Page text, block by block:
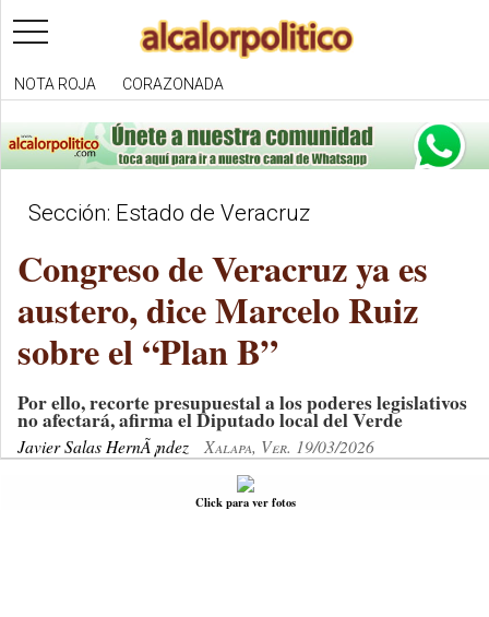
toggle
navigation
NOTA ROJA CORAZONADA
Sección: Estado de Veracruz
Congreso de Veracruz ya es
austero, dice Marcelo Ruiz
sobre el “Plan B”
Por ello, recorte presupuestal a los poderes legislativos
no afectará, afirma el Diputado local del Verde
Javier Salas HernÃ¡ndez Xalapa, Ver. 19/03/2026
Click para ver fotos